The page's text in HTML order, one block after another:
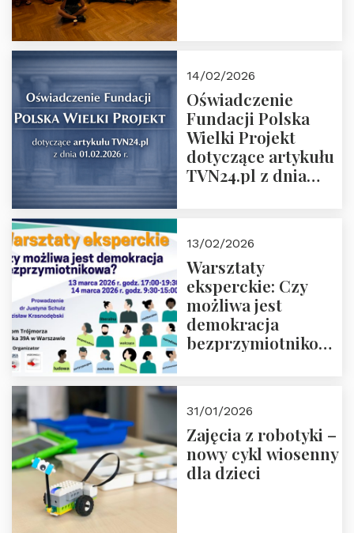
14/02/2026
Oświadczenie
Fundacji Polska
Wielki Projekt
dotyczące artykułu
TVN24.pl z dnia
13/02/2026
Warsztaty
eksperckie: Czy
możliwa jest
demokracja
bezprzymiotnikowa?
31/01/2026
Zajęcia z robotyki –
nowy cykl wiosenny
dla dzieci